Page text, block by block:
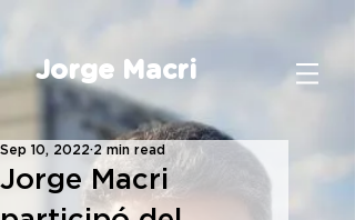
Jorge Macri
Jorge Macri
Sep 10, 2022 2 min read